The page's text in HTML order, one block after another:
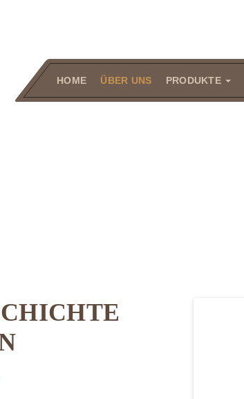
HOME ÜBER UNS PRODUKTE